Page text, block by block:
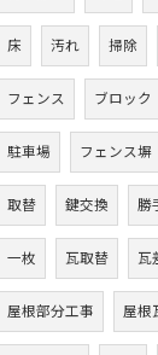
床 汚れ 掃除
フェンス ブロック
駐車場 フェンス塀
取替 鍵交換 勝
一枚 瓦取替 瓦
屋根部分工事 屋根